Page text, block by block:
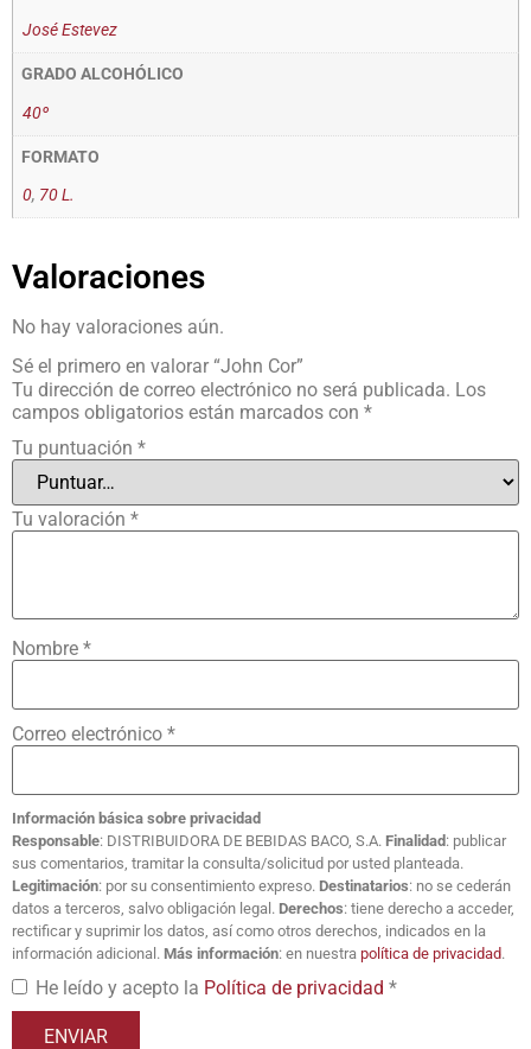
José Estevez
GRADO ALCOHÓLICO
40º
FORMATO
0, 70 L.
Valoraciones
No hay valoraciones aún.
Sé el primero en valorar “John Cor”
Tu dirección de correo electrónico no será publicada. Los
campos obligatorios están marcados con *
Tu puntuación *
Tu valoración *
Nombre *
Correo electrónico *
Información básica sobre privacidad
Responsable: DISTRIBUIDORA DE BEBIDAS BACO, S.A. Finalidad : publicar
sus comentarios, tramitar la consulta/solicitud por usted planteada.
Legitimación: por su consentimiento expreso. Destinatarios: no se cederán
datos a terceros, salvo obligación legal. Derechos: tiene derecho a acceder,
rectificar y suprimir los datos, así como otros derechos, indicados en la
información adicional. Más información: en nuestra política de privacidad.
He leído y acepto la Política de privacidad *